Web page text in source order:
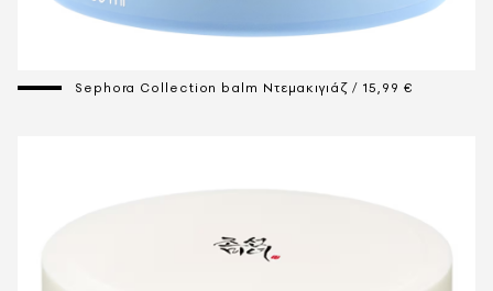
Sephora Collection balm Ντεμακιγιάζ / 15,99 €